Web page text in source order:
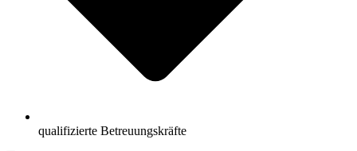
qualifizierte Betreuungskräfte